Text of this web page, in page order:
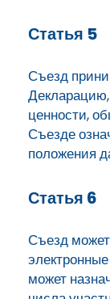
Статья 5
Съезд
ценности,
Съезде
положения
Статья 6
Съезд
может